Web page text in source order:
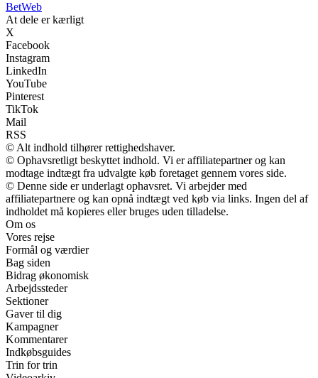
BetWeb
At dele er kærligt
X
Facebook
Instagram
LinkedIn
YouTube
Pinterest
TikTok
Mail
RSS
© Alt indhold tilhører rettighedshaver.
© Ophavsretligt beskyttet indhold. Vi er affiliatepartner og kan
modtage indtægt fra udvalgte køb foretaget gennem vores side.
© Denne side er underlagt ophavsret. Vi arbejder med
affiliatepartnere og kan opnå indtægt ved køb via links. Ingen del af
indholdet må kopieres eller bruges uden tilladelse.
Om os
Vores rejse
Formål og værdier
Bag siden
Bidrag økonomisk
Arbejdssteder
Sektioner
Gaver til dig
Kampagner
Kommentarer
Indkøbsguides
Trin for trin